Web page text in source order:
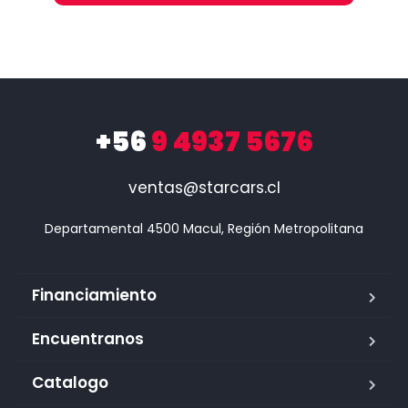
+569 4937 5676
ventas@starcars.cl
Financiamiento
Encuentranos
Catalogo